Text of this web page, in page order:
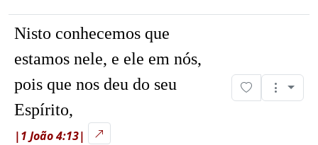
Nisto conhecemos que
estamos nele, e ele em nós,
pois que nos deu do seu
Espírito,
|1 João 4:13|